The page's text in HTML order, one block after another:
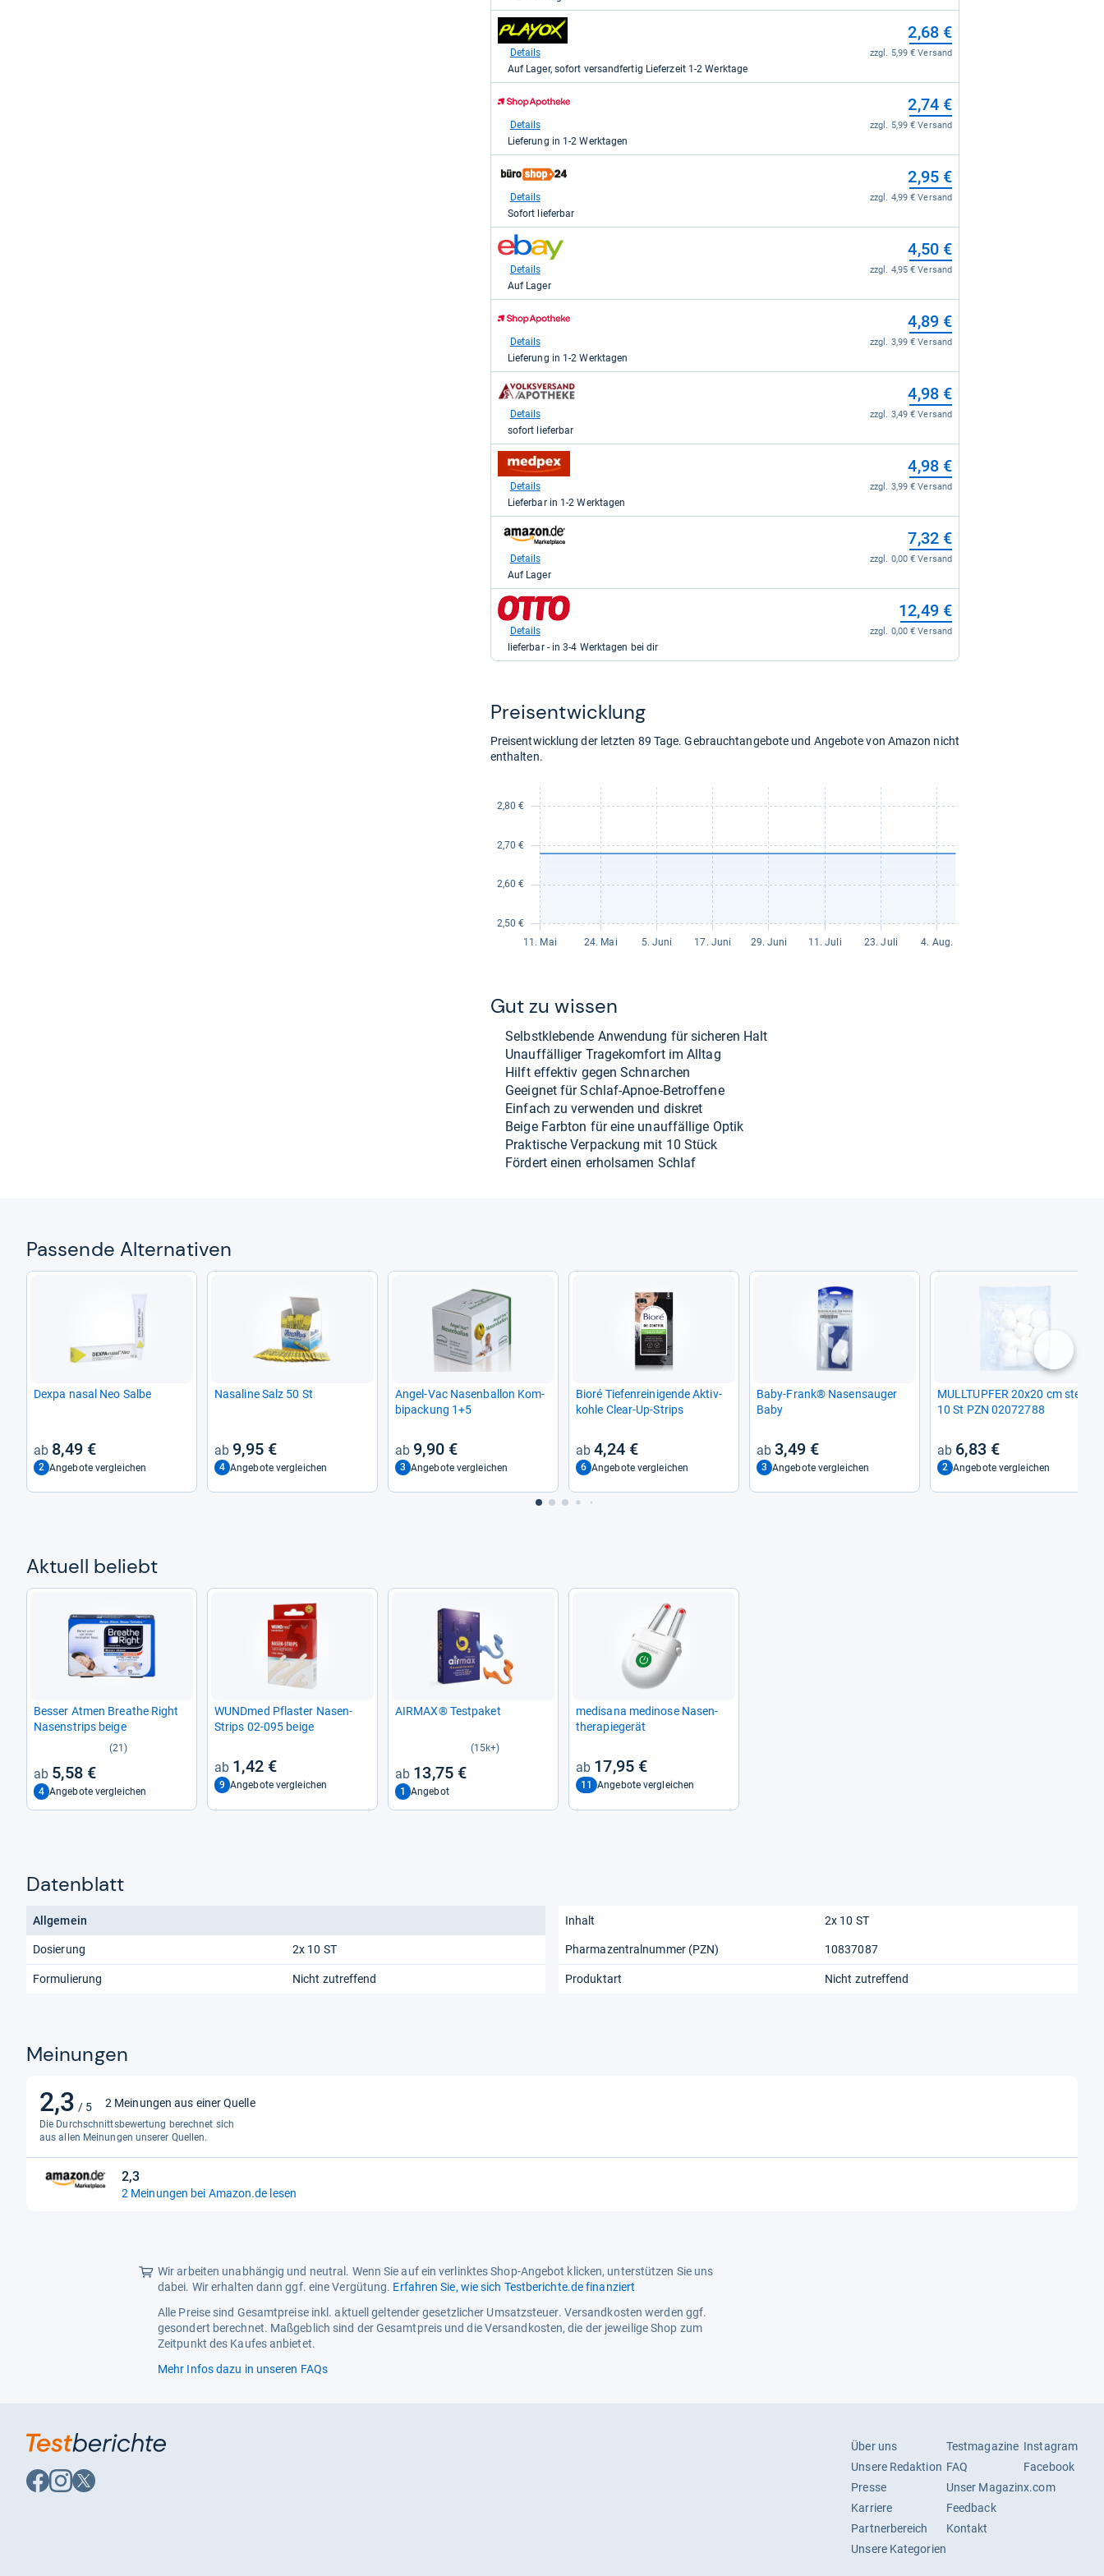
Office
Partner
GmbH
2,68
zum
Shop:
für
kaufen.
2,68 €
zzgl. 5,99 € Versand
Details
Auf Lager, sofort versandfertig Lieferzeit 1-2 Werktage
Shop:
Shop
Apotheke
für
kaufen.
2,74 €
zzgl. 5,99 € Versand
Details
Lieferung in 1-2 Werktagen
zum
Shop:
büroshop24
für
2,95
kaufen.
2,95 €
zzgl. 4,99 € Versand
Details
Sofort lieferbar
zum
Shop:
für
kaufen.
4,50 €
zzgl. 4,95 € Versand
Details
Auf Lager
Shop:
Shop
Apotheke
für
kaufen.
4,89 €
zzgl. 3,99 € Versand
Details
Lieferung in 1-2 Werktagen
zum
Shop:
volksversand.de
Volksversand
Versandapotheke
s.r.o.
für
4,98
kaufen.
4,98 €
zzgl. 3,49 € Versand
Details
sofort lieferbar
zum
Shop:
medpex
für
kaufen.
4,98 €
zzgl. 3,99 € Versand
Details
Lieferbar in 1-2 Werktagen
zum
Shop:
für
7,32
kaufen.
7,32 €
zzgl. 0,00 € Versand
Details
Auf Lager
zum
Shop:
Otto.de
für
12,49 €
zzgl. 0,00 € Versand
Details
lieferbar - in 3-4 Werktagen bei dir
Preis­ent­wick­lung
Preisentwicklung der letzten 89 Tage. Gebrauchtangebote und Angebote von Amazon nicht
enthalten.
Gut zu wis­sen
Selbst­kle­bende Anwen­dung für siche­ren Halt
Unauf­fäl­li­ger Tra­ge­kom­fort im All­tag
Hilft effek­tiv gegen Schnar­chen
Geeig­net für Schlaf-​Apnoe-​Betrof­fene
Ein­fach zu ver­wen­den und dis­kret
Beige Farb­ton für eine unauf­fäl­lige Optik
Prak­ti­sche Ver­pa­ckung mit 10 Stück
För­dert einen erhol­sa­men Schlaf
Pas­sende Alter­na­ti­ven
Dexpa nasal Neo Salbe
8,49 €
2 Angebote vergleichen
Nasa­line Salz 50 St
9,95 €
4 Angebote vergleichen
Angel-​Vac Nasen­bal­lon Kom­
bi­pa­ckung 1+5
9,90 €
3 Angebote vergleichen
Bioré Tie­fen­rei­ni­gende Aktiv­
kohle Clear-​Up-​Strips
4,24 €
6 Angebote vergleichen
Baby-​Frank® Nasensau­ger
Baby
3,49 €
3 Angebote vergleichen
MULL­TUP­FER 20x20 cm ste­ril
10 St PZN 02072788
6,83 €
2 Angebote vergleichen
nächste
Aktu­ell beliebt
Bes­ser Atmen Brea­the Right
Nasen­strips beige
(21)
5,58 €
4 Angebote vergleichen
WUND­med Pflas­ter Nasen-​
Strips 02-​095 beige
1,42 €
9 Angebote vergleichen
AIR­MAX® Test­pa­ket
(15k+)
13,75 €
1 Angebot
medi­sana medi­nose Nasen­
the­ra­pie­ge­rät
17,95 €
11 Angebote vergleichen
Datenblatt
Allgemein
Dosierung 2x 10 ST
Formulierung Nicht zutreffend
Inhalt 2x 10 ST
Pharmazentralnummer (PZN) 10837087
Produktart Nicht zutreffend
Meinungen
2,3 / 5
2,3
von
5
Sternen
2 Meinungen aus einer Quelle
Die Durchschnittsbewertung berechnet sich
aus allen Meinungen unserer Quellen.
2,3
2,3
von
2 Meinungen bei Amazon.de lesen
Wir arbeiten unabhängig und neutral. Wenn Sie auf ein verlinktes Shop-Angebot klicken, unterstützen Sie uns
dabei. Wir erhalten dann ggf. eine Vergütung. Erfahren Sie, wie sich Testberichte.de finanziert
Alle Preise sind Gesamtpreise inkl. aktuell geltender gesetzlicher Umsatzsteuer. Versandkosten werden ggf.
gesondert berechnet. Maßgeblich sind der Gesamtpreis und die Versandkosten, die der jeweilige Shop zum
Zeitpunkt des Kaufes anbietet.
Mehr Infos dazu in unseren FAQs
Auf
Facebook
Auf
Instagram
Auf
X
Über uns
Unsere Redaktion
Presse
Karriere
Partnerbereich
Unsere Kategorien
Testmagazine
FAQ
Unser Magazin
Feedback
Kontakt
Instagram
Facebook
x.com